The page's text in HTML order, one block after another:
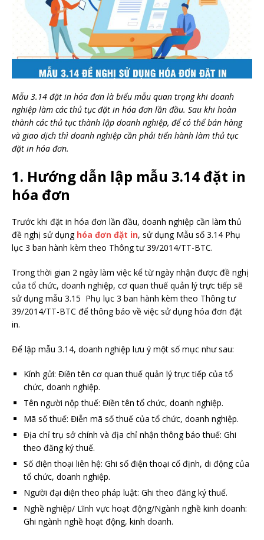
Mẫu 3.14 đặt in hóa đơn là biểu mẫu quan trọng khi doanh
nghiệp làm các thủ tục đặt in hóa đơn lần đầu. Sau khi hoàn
thành các thủ tục thành lập doanh nghiệp, để có thể bán hàng
và giao dịch thì doanh nghiệp cần phải tiến hành làm thủ tục
đặt in hóa đơn.
1. Hướng dẫn lập mẫu 3.14 đặt in
hóa đơn
Trước khi đặt in hóa đơn lần đầu, doanh nghiệp cần làm thủ
đề nghị sử dụng hóa đơn đặt in, sử dụng Mẫu số 3.14 Phụ
lục 3 ban hành kèm theo Thông tư 39/2014/TT-BTC.
Trong thời gian 2 ngày làm việc kể từ ngày nhận được đề nghị
của tổ chức, doanh nghiệp, cơ quan thuế quản lý trực tiếp sẽ
sử dụng mẫu 3.15 Phụ lục 3 ban hành kèm theo Thông tư
39/2014/TT-BTC để thông báo về việc sử dụng hóa đơn đặt
in.
Để lập mẫu 3.14, doanh nghiệp lưu ý một số mục như sau:
Kính gửi: Điền tên cơ quan thuế quản lý trực tiếp của tổ
chức, doanh nghiệp.
Tên người nộp thuế: Điền tên tổ chức, doanh nghiệp.
Mã số thuế: Điễn mã số thuế của tổ chức, doanh nghiệp.
Địa chỉ trụ sở chính và địa chỉ nhận thông báo thuế: Ghi
theo đăng ký thuế.
Số điện thoại liên hệ: Ghi số điện thoại cố định, di động của
tổ chức, doanh nghiệp.
Người đại diện theo pháp luật: Ghi theo đăng ký thuế.
Nghề nghiệp/ Lĩnh vực hoạt động/Ngành nghề kinh doanh:
Ghi ngành nghề hoạt động, kinh doanh.